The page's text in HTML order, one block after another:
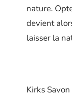
nature.
devient
laisser la
Kirks